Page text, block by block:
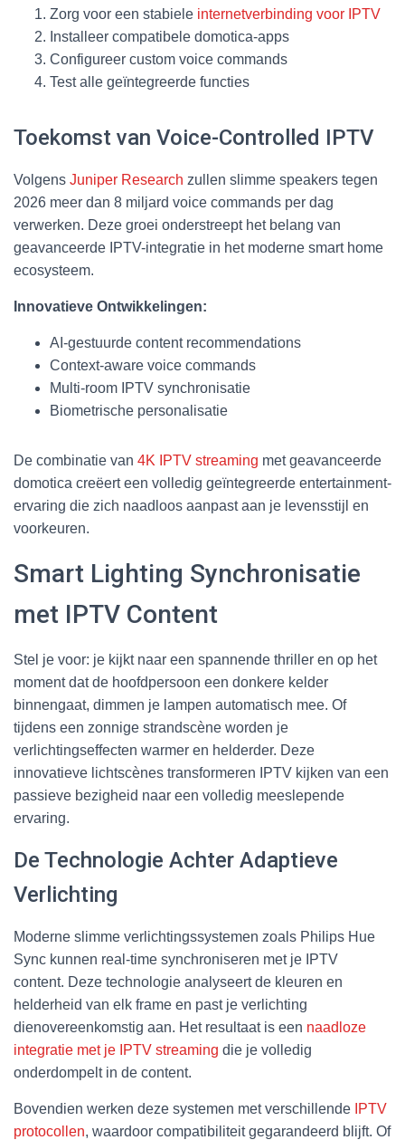
Zorg voor een stabiele internetverbinding voor IPTV
Installeer compatibele domotica-apps
Configureer custom voice commands
Test alle geïntegreerde functies
Toekomst van Voice-Controlled IPTV
Volgens Juniper Research zullen slimme speakers tegen
2026 meer dan 8 miljard voice commands per dag
verwerken. Deze groei onderstreept het belang van
geavanceerde IPTV-integratie in het moderne smart home
ecosysteem.
Innovatieve Ontwikkelingen:
AI-gestuurde content recommendations
Context-aware voice commands
Multi-room IPTV synchronisatie
Biometrische personalisatie
De combinatie van 4K IPTV streaming met geavanceerde
domotica creëert een volledig geïntegreerde entertainment-
ervaring die zich naadloos aanpast aan je levensstijl en
voorkeuren.
Smart Lighting Synchronisatie
met IPTV Content
Stel je voor: je kijkt naar een spannende thriller en op het
moment dat de hoofdpersoon een donkere kelder
binnengaat, dimmen je lampen automatisch mee. Of
tijdens een zonnige strandscène worden je
verlichtingseffecten warmer en helderder. Deze
innovatieve lichtscènes transformeren IPTV kijken van een
passieve bezigheid naar een volledig meeslepende
ervaring.
De Technologie Achter Adaptieve
Verlichting
Moderne slimme verlichtingssystemen zoals Philips Hue
Sync kunnen real-time synchroniseren met je IPTV
content. Deze technologie analyseert de kleuren en
helderheid van elk frame en past je verlichting
dienovereenkomstig aan. Het resultaat is een naadloze
integratie met je IPTV streaming die je volledig
onderdompelt in de content.
Bovendien werken deze systemen met verschillende IPTV
protocollen, waardoor compatibiliteit gegarandeerd blijft. Of